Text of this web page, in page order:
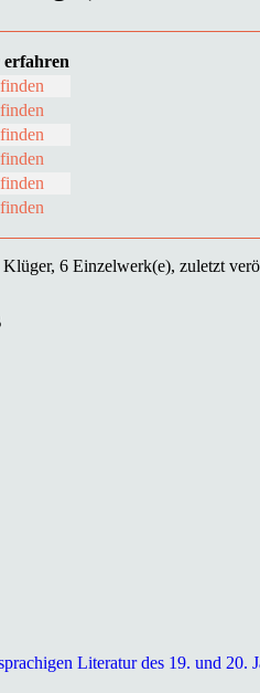
6 Einzelwerk(e), zuletzt
Literatur des 19. und 20.